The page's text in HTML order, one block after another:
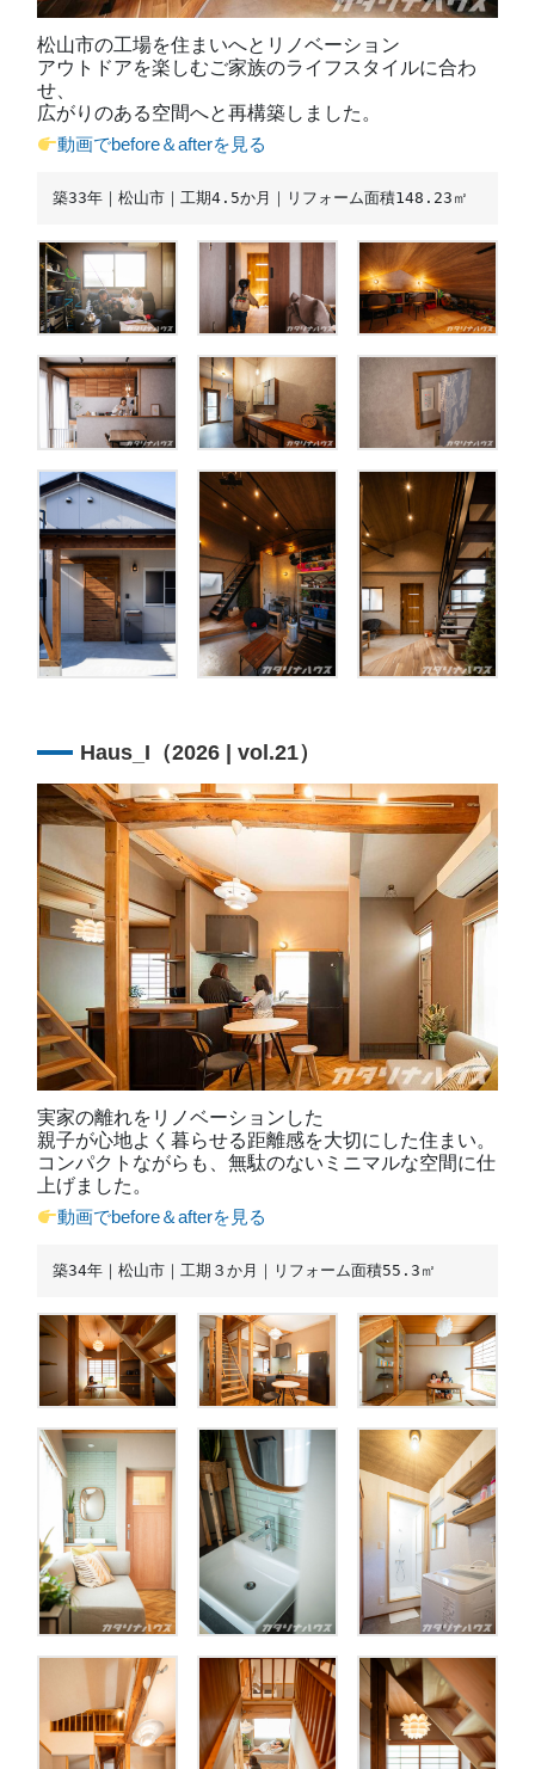
松山市の工場を住まいへとリノベーション
アウトドアを楽しむご家族のライフスタイルに合わ
せ、
広がりのある空間へと再構築しました。
動画でbefore＆afterを見る
築33年｜松山市｜工期4.5か月｜リフォーム面積148.23㎡
Haus_I（2026 | vol.21）
実家の離れをリノベーションした
親子が心地よく暮らせる距離感を大切にした住まい。
コンパクトながらも、無駄のないミニマルな空間に仕
上げました。
動画でbefore＆afterを見る
築34年｜松山市｜工期３か月｜リフォーム面積55.3㎡